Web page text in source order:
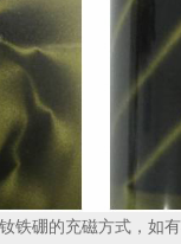
硼的充磁方式，如